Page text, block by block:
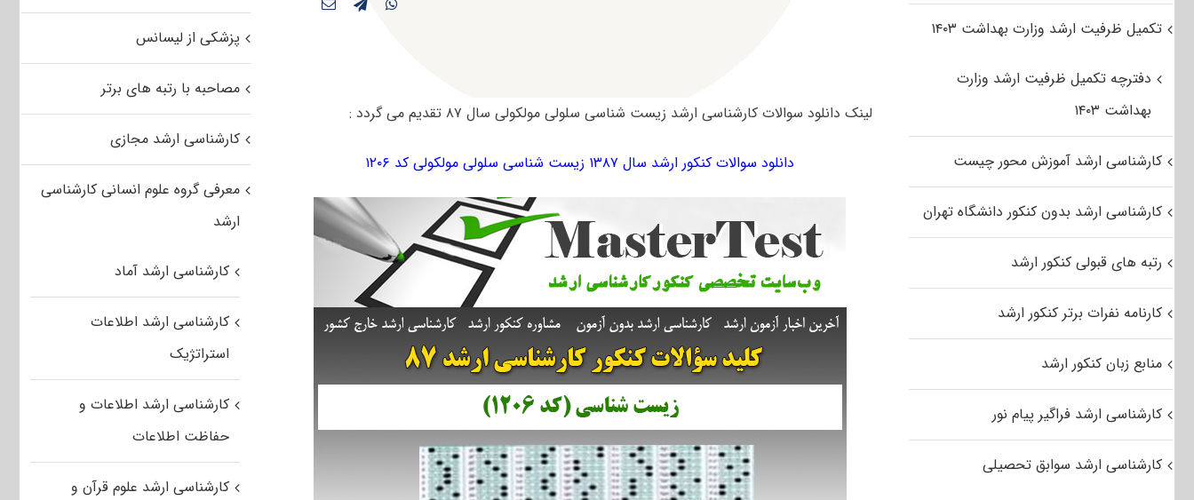
لینک دانلود سوالات کارشناسی ارشد زیست شناسی سلولی مولکولی سال ۸۷ تقدیم می گردد :
دانلود سوالات کنکور ارشد سال ۱۳۸۷ زیست شناسی سلولی مولکولی کد ۱۲۰۶
پزشکی از لیسانس
مصاحبه با رتبه های برتر
کارشناسی ارشد مجازی
معرفی گروه علوم انسانی کارشناسی
ارشد
کارشناسی ارشد آماد
کارشناسی ارشد اطلاعات
استراتژیک
کارشناسی ارشد اطلاعات و
حفاظت اطلاعات
کارشناسی ارشد علوم قرآن و
تکمیل ظرفیت ارشد وزارت بهداشت ۱۴۰۳
دفترچه تکمیل ظرفیت ارشد وزارت
بهداشت ۱۴۰۳
کارشناسی ارشد آموزش محور چیست
کارشناسی ارشد بدون کنکور دانشگاه تهران
رتبه های قبولی کنکور ارشد
کارنامه نفرات برتر کنکور ارشد
منابع زبان کنکور ارشد
کارشناسی ارشد فراگیر پیام نور
کارشناسی ارشد سوابق تحصیلی